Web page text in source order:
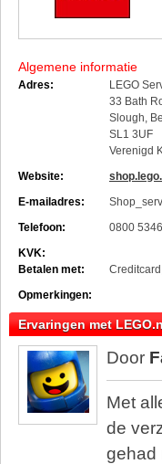
Algemene informatie
Adres:
LEGO
33 Bath
Slough,
SL1 3UF
Verenigd
Website:
E-mailadres:
Telefoon:
0800
KVK:
Betalen met:
Opmerkingen:
Ervaringen met
Door
Met
de
gehad